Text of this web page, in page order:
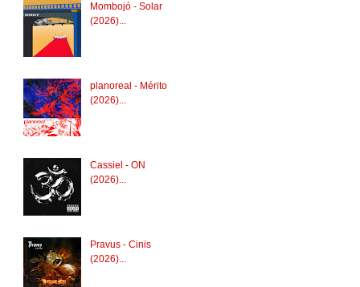
Mombojó - Solar
(2026)...
planoreal - Mérito
(2026)...
Cassiel - ON
(2026)...
Pravus - Cinis
(2026)...